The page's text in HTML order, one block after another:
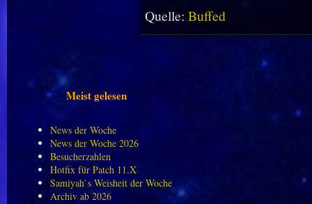
Quelle: Buffed
Meist gelesen
News der Woche
News der Woche 2026
Besucherzahlen
Hotfix für Patch 11.X
Samiyah`s Weisheit der Woche
Archiv ab 2026